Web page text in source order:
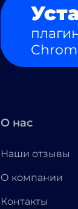
О нас
Наши отзывы
О компании
Контакты